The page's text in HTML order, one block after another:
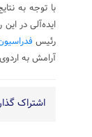
با توجه به
ایده‌آلی در
رئیس
آرامش به
اشتراک